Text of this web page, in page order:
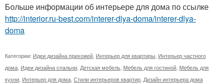
Больше информации об интерьере для дома по ссылке
http://interior.ru-best.com/interer-dlya-doma/interer-dlya-
doma
Категории: Идеи дизайна прихожей Интерьер для квартиры Интерьер частного
дома Идеи дизайна спальни Детская мебель Мебель для гостиной Мебель для
кухни Интерьер для дома Стили интерьеров квартир Дизайн интерьера дома